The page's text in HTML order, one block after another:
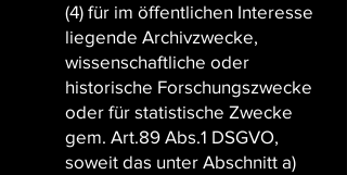
(4) für im öffentlichen Interesse
liegende Archivzwecke,
wissenschaftliche oder
historische Forschungszwecke
oder für statistische Zwecke
gem. Art.89 Abs.1 DSGVO,
soweit das unter Abschnitt a)